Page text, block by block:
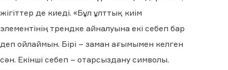
жігіттер де киеді. «Бұл ұлттық киім
элементінің трендке айналуына екі себеп бар
деп ойлаймын. Бірі – заман ағымымен келген
сән. Екінші себеп – отарсыздану символы.